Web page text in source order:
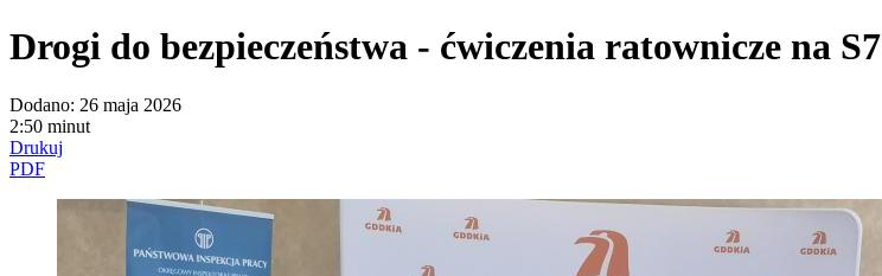
Drogi do bezpieczeństwa - ćwiczenia ratownicze na S7
Dodano: 26 maja 2026
2:50 minut
Drukuj
PDF